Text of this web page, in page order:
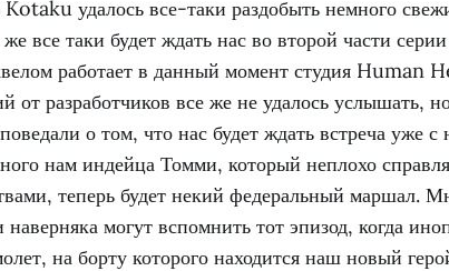
удалось все-таки раздобыть немного
все таки будет ждать нас во второй части
работает в данный момент студия Human
от разработчиков все же не удалось услышать,
о том, что нас будет ждать встреча уже
нам индейца Томми, который неплохо
теперь будет некий федеральный маршал.
могут вспомнить тот эпизод, когда
на борту которого находится наш новый